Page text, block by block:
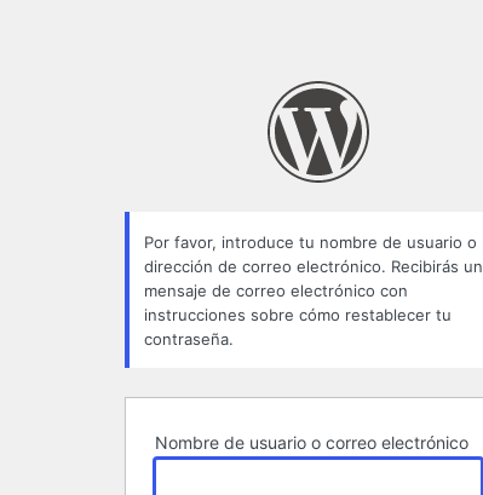
Por favor, introduce tu nombre de usuario o
dirección de correo electrónico. Recibirás un
mensaje de correo electrónico con
instrucciones sobre cómo restablecer tu
contraseña.
Nombre de usuario o correo electrónico